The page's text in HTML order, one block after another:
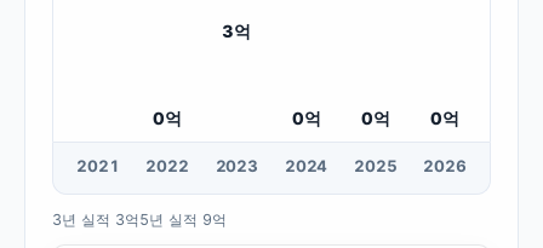
0억
3억
0억 0억 0억
2021 2022 2023 2024 2025 2026
3년 실적 3억 5년 실적 9억